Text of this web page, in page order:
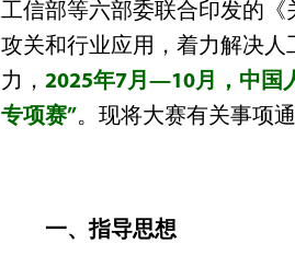
工信部等六部委联合印发的
攻关和行业应用，着力解决
力， 2025年7月—10月，中国
专项赛”。现将大赛有关事项
一、指导思想